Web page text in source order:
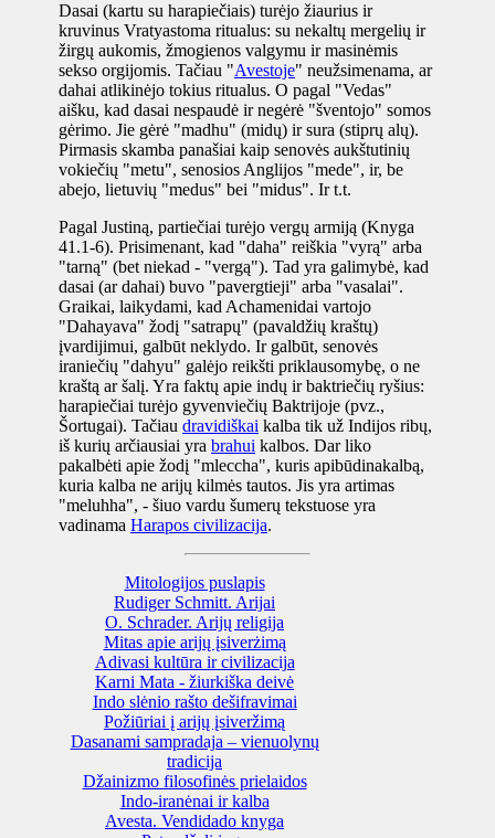
Dasai (kartu su harapiečiais) turėjo žiaurius ir
kruvinus Vratyastoma ritualus: su nekaltų mergelių ir
žirgų aukomis, žmogienos valgymu ir masinėmis
sekso orgijomis. Tačiau "Avestoje" neužsimenama, ar
dahai atlikinėjo tokius ritualus. O pagal "Vedas"
aišku, kad dasai nespaudė ir negėrė "šventojo" somos
gėrimo. Jie gėrė "madhu" (midų) ir sura (stiprų alų).
Pirmasis skamba panašiai kaip senovės aukštutinių
vokiečių "metu", senosios Anglijos "mede", ir, be
abejo, lietuvių "medus" bei "midus". Ir t.t.
Pagal Justiną, partiečiai turėjo vergų armiją (Knyga
41.1-6). Prisimenant, kad "daha" reiškia "vyrą" arba
"tarną" (bet niekad - "vergą"). Tad yra galimybė, kad
dasai (ar dahai) buvo "pavergtieji" arba "vasalai".
Graikai, laikydami, kad Achamenidai vartojo
"Dahayava" žodį "satrapų" (pavaldžių kraštų)
įvardijimui, galbūt neklydo. Ir galbūt, senovės
iraniečių "dahyu" galėjo reikšti priklausomybę, o ne
kraštą ar šalį. Yra faktų apie indų ir baktriečių ryšius:
harapiečiai turėjo gyvenviečių Baktrijoje (pvz.,
Šortugai). Tačiau dravidiškai kalba tik už Indijos ribų,
iš kurių arčiausiai yra brahui kalbos. Dar liko
pakalbėti apie žodį "mleccha", kuris apibūdinakalbą,
kuria kalba ne arijų kilmės tautos. Jis yra artimas
"meluhha", - šiuo vardu šumerų tekstuose yra
vadinama Harapos civilizacija.
Mitologijos puslapis
Rudiger Schmitt. Arijai
O. Schrader. Arijų religija
Mitas apie arijų įsiverżimą
Adivasi kultūra ir civilizacija
Karni Mata - žiurkiška deivė
Indo slėnio rašto dešifravimai
Požiūriai į arijų įsiveržimą
Dasanami sampradaja – vienuolynų
tradicija
Džainizmo filosofinės prielaidos
Indo-iranėnai ir kalba
Avesta. Vendidado knyga